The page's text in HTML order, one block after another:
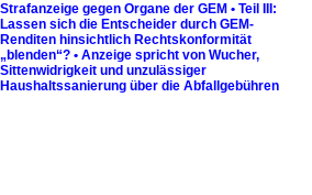
Strafanzeige gegen Organe der GEM • Teil III:
Lassen sich die Entscheider durch GEM-
Renditen hinsichtlich Rechtskonformität
„blenden“? • Anzeige spricht von Wucher,
Sittenwidrigkeit und unzulässiger
Haushaltssanierung über die Abfallgebühren